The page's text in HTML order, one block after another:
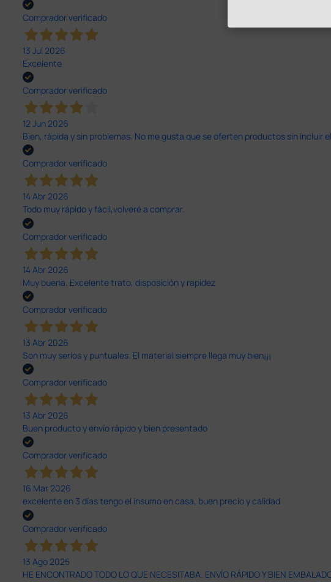
Comprador verificado
13 Jul 2026
Excelente
Comprador verificado
12 Jun 2026
Bien, rápida y sin problemas. No me gusta que se oferten productos sin incluir
Comprador verificado
14 Abr 2026
Todo muy rápido y fácil,volveré a comprar.
Comprador verificado
14 Abr 2026
Muy buena. Excelente trato, disposición y rapidez
Comprador verificado
13 Abr 2026
Son muy serios y puntuales. El material siempre llega muy bien¡¡¡
Comprador verificado
13 Abr 2026
Buen producto y envío rápido y bien presentado
Comprador verificado
16 Mar 2026
excelente en 3 días tengo el insumo en casa, buen precio y calidad
Comprador verificado
13 Ago 2025
HE ENCONTRADO TODO LO QUE NECESITABA. ENVÍO RÁPIDO Y BIEN